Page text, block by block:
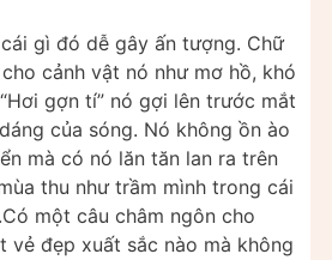
gì đó dễ gây ấn tượng. Chữ
cho cảnh vật nó như mơ hồ, khó
gợn tí” nó gợi lên trước mắt
của sóng. Nó không ồn ào
mà có nó lăn tăn lan ra trên
thu như trầm mình trong cái
một câu châm ngôn cho
vẻ đẹp xuất sắc nào mà không